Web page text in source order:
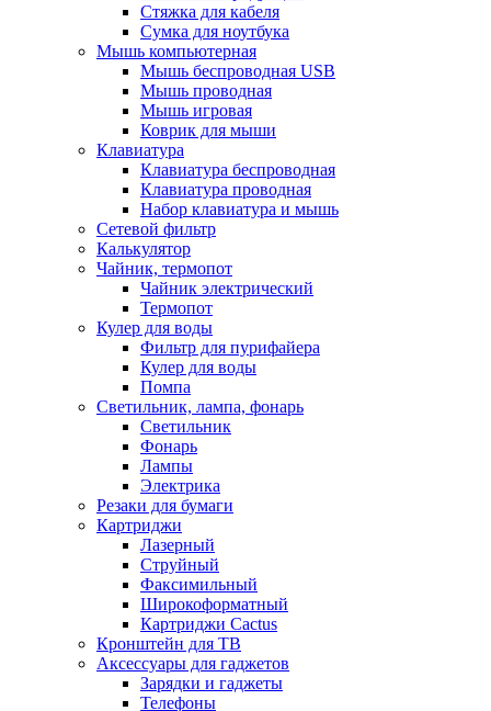
Стяжка для кабеля
Сумка для ноутбука
Мышь компьютерная
Мышь беспроводная USB
Мышь проводная
Мышь игровая
Коврик для мыши
Клавиатура
Клавиатура беспроводная
Клавиатура проводная
Набор клавиатура и мышь
Сетевой фильтр
Калькулятор
Чайник, термопот
Чайник электрический
Термопот
Кулер для воды
Фильтр для пурифайера
Кулер для воды
Помпа
Светильник, лампа, фонарь
Светильник
Фонарь
Лампы
Электрика
Резаки для бумаги
Картриджи
Лазерный
Струйный
Факсимильный
Широкоформатный
Картриджи Cactus
Кронштейн для ТВ
Аксессуары для гаджетов
Зарядки и гаджеты
Телефоны